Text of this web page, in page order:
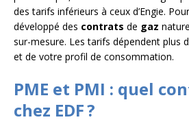
des tarifs inférieurs à ceux d’Engie.
développé des contrats de gaz
sur-mesure. Les tarifs dépendent plus
et de votre profil de consommation.
PME et PMI : quel
chez EDF ?